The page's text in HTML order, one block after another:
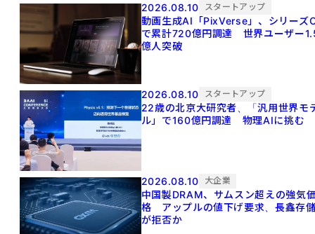
2026.08.10 スタートアップ
動画生成AI「PixVerse」、シリーズ
で累計720億円調達 世界ユーザー
億人突破
2026.08.10 スタートアップ
22歳の北京大研究者、「汎用世界モ
ル」で160億円調達 物理AIに挑む
2026.08.10 大企業
中国製DRAM、サムスン超えの強気
格 アップルの値下げ要求、長鑫存
が拒否か